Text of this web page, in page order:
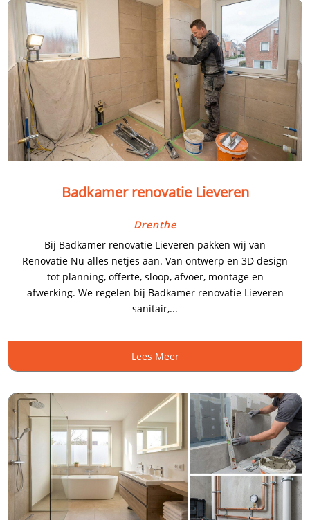
Badkamer renovatie Lieveren
Drenthe
Bij Badkamer renovatie Lieveren pakken wij van
Renovatie Nu alles netjes aan. Van ontwerp en 3D design
tot planning, offerte, sloop, afvoer, montage en
afwerking. We regelen bij Badkamer renovatie Lieveren
sanitair,...
Lees Meer